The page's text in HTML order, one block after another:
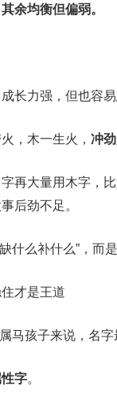
余均衡但偏弱。
长力强，但也容易
，木一生火， 冲
再大量用木字，
后劲不足。
什么补什么”，而是
才是王道
马孩子来说，名字
字。